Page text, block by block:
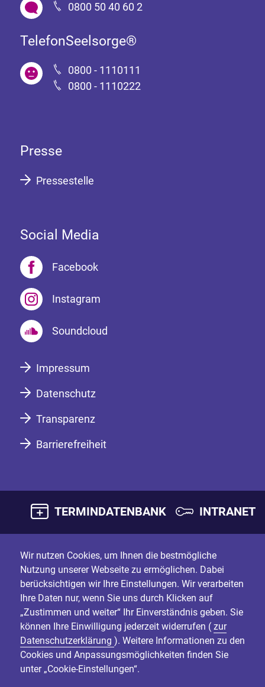
0800 50 40 60 2
TelefonSeelsorge®
0800 - 1110111
0800 - 1110222
Presse
Pressestelle
Social Media
Facebook
Instagram
Soundcloud
Impressum
Datenschutz
Transparenz
Barrierefreiheit
TERMINDATENBANK INTRANET
Wir nutzen Cookies, um Ihnen die bestmögliche
Nutzung unserer Webseite zu ermöglichen. Dabei
berücksichtigen wir Ihre Einstellungen. Wir verarbeiten
Ihre Daten nur, wenn Sie uns durch Klicken auf
„Zustimmen und weiter“ Ihr Einverständnis geben. Sie
können Ihre Einwilligung jederzeit widerrufen ( zur
Datenschutzerklärung ). Weitere Informationen zu den
Cookies und Anpassungsmöglichkeiten finden Sie
unter „Cookie-Einstellungen“.